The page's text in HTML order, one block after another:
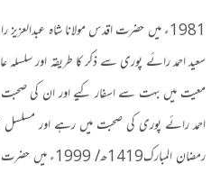
1981ء میں حضرت اقدس مولانا شاہ
سعید احمد رائے پوری سے ذکر کا طریقہ اور سلسلہ
معیت میں بہت سے اسفار کیے اور ان کی
احمد رائے پوری کی صحبت میں رہے اور
رمضان المبارک1419ھ/ 1999 ء میں حضرت